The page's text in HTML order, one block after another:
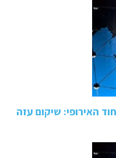
האירופי: שיקום עזה